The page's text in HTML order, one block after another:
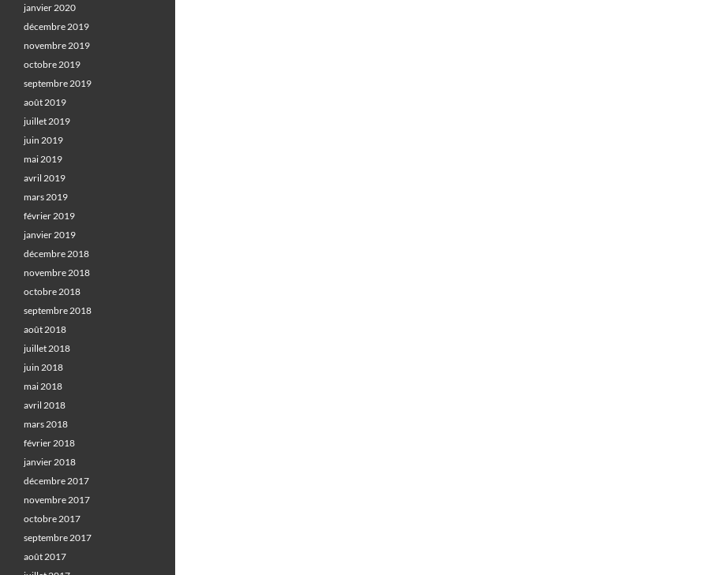
janvier 2020
décembre 2019
novembre 2019
octobre 2019
septembre 2019
août 2019
juillet 2019
juin 2019
mai 2019
avril 2019
mars 2019
février 2019
janvier 2019
décembre 2018
novembre 2018
octobre 2018
septembre 2018
août 2018
juillet 2018
juin 2018
mai 2018
avril 2018
mars 2018
février 2018
janvier 2018
décembre 2017
novembre 2017
octobre 2017
septembre 2017
août 2017